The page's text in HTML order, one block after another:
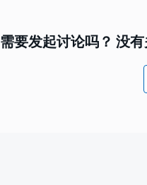
需要发起讨论吗？ 没